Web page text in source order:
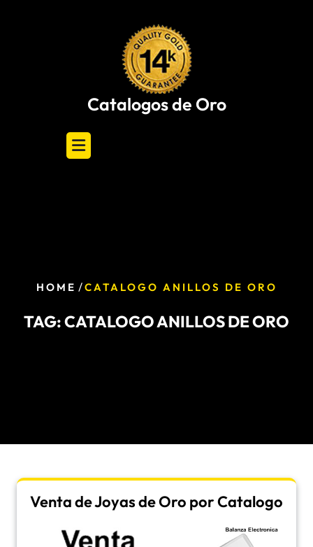
Catalogos de Oro
HOME /CATALOGO ANILLOS DE ORO
TAG:CATALOGO ANILLOS DE ORO
Venta de Joyas de Oro por Catalogo